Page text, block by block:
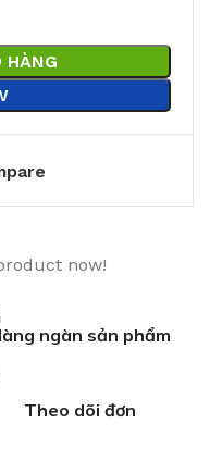
HÀNG
now!
ngàn sản phẩm
Theo dõi đơn